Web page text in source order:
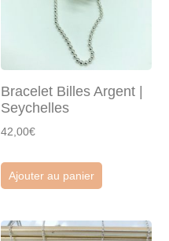
Bracelet Billes Argent |
Seychelles
42,00€
Ajouter au panier